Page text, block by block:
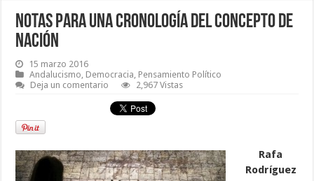
Notas para una cronología del concepto de
nación
15 marzo 2016
Andalucismo, Democracia, Pensamiento Político
Deja un comentario
2,967 Vistas
Rafa
Rodríguez